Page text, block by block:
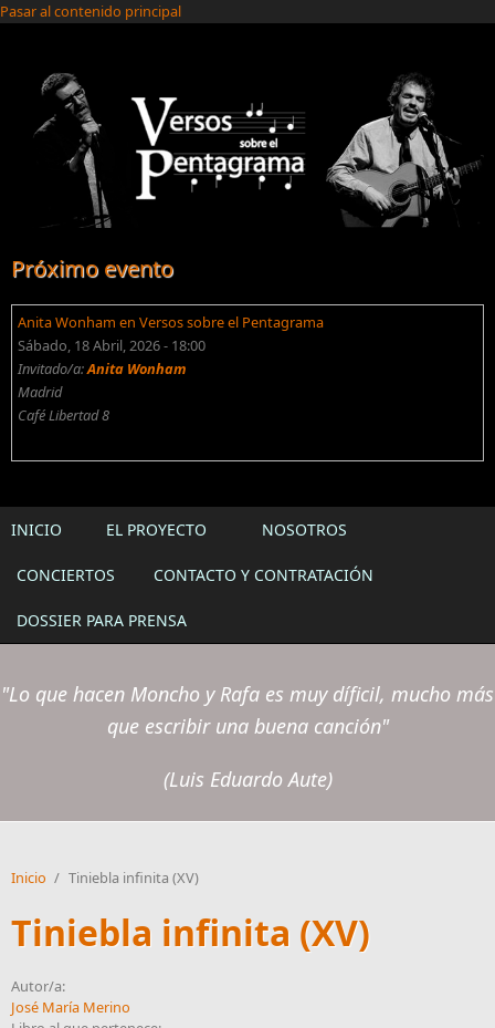
Pasar al contenido principal
Próximo evento
Anita Wonham en Versos sobre el Pentagrama
Sábado, 18 Abril, 2026 - 18:00
Invitado/a:Anita Wonham
Madrid
Café Libertad 8
INICIO EL PROYECTO NOSOTROS
CONCIERTOS CONTACTO Y CONTRATACIÓN
DOSSIER PARA PRENSA
"Lo que hacen Moncho y Rafa es muy díficil, mucho más
que escribir una buena canción"
(Luis Eduardo Aute)
Inicio / Tiniebla infinita (XV)
Tiniebla infinita (XV)
Autor/a:
José María Merino